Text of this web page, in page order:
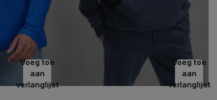
Voeg toe
aan
verlanglijst
Voeg toe
aan
verlanglijst